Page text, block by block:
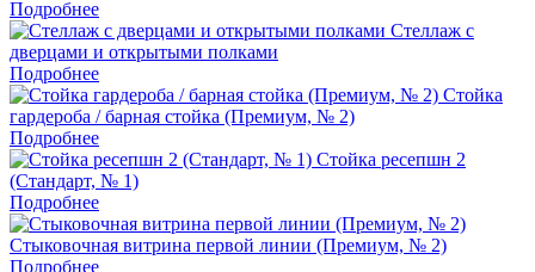
Подробнее
Стеллаж с
дверцами и открытыми полками
Подробнее
Стойка
гардероба / барная стойка (Премиум, № 2)
Подробнее
Стойка ресепшн 2
(Стандарт, № 1)
Подробнее
Стыковочная витрина первой линии (Премиум, № 2)
Подробнее